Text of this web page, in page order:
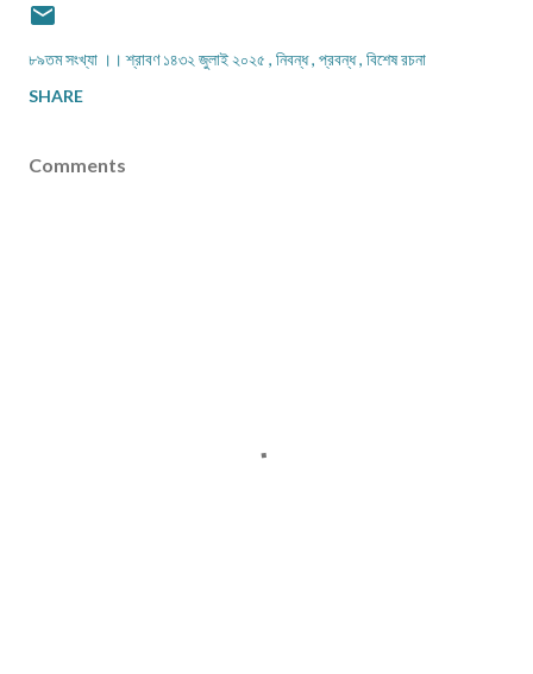
৮৯তম সংখ্যা ।। শ্রাবণ ১৪৩২ জুলাই ২০২৫ নিবন্ধ প্রবন্ধ বিশেষ রচনা
SHARE
Comments